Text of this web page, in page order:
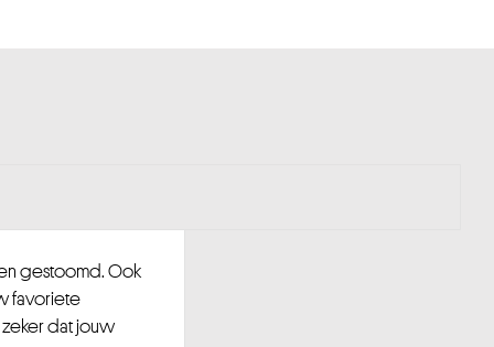
gestoomd. Ook
favoriete
dat jouw